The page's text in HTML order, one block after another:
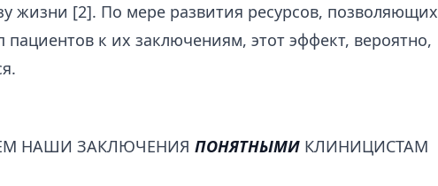
жизни [2]. По мере развития ресурсов, позволяющих
пациентов к их заключениям, этот эффект, вероятно,
НАШИ ЗАКЛЮЧЕНИЯ ПОНЯТНЫМИ КЛИНИЦИСТАМ